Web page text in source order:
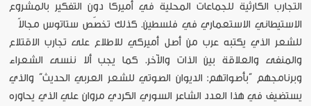
التجارب الكارثية للجماعات المحلية في أميركا دون التفكير بالمشروع
الاستيطاني الاستعماري في فلسطين. كذلك تخصّص ستاتوس مجالاً
للشعر الذي يكتبه عرب من أصل أميركي للاطلاع على تجارب الاقتلاع
والمنفى والعلاقة بين الذات والآخر. كما يجب ألا ننسى الشعراء
وبرنامجهم “بأصواتهم: الديوان الصوتي للشعر العربي الحديث” والذي
يستضيف في هذا العدد الشاعر السوري الكردي مروان علي الذي يحاوره